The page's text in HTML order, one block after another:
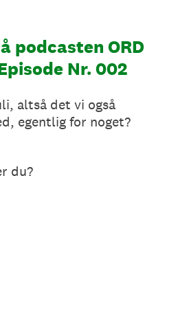
podcasten ORD
Nr. 002
altså det vi også
egentlig for noget?
du?